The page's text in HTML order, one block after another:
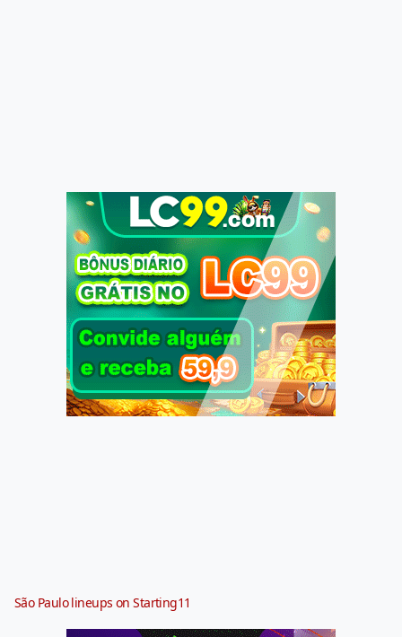
São Paulo lineups on Starting11